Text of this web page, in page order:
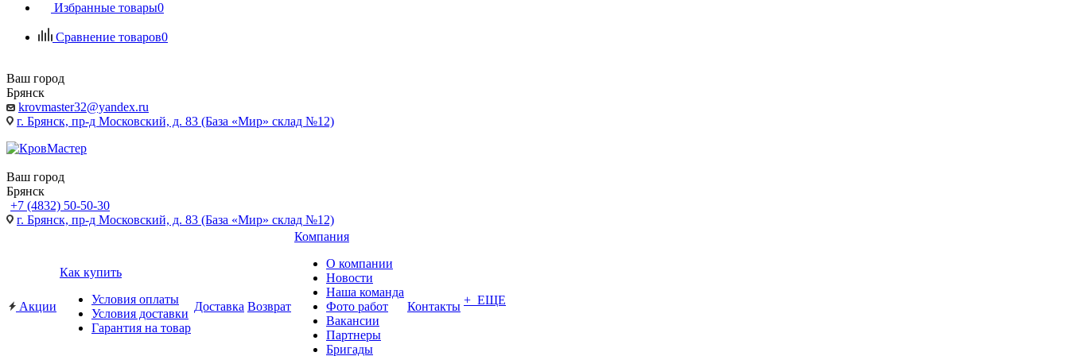
Избранные товары0
Сравнение товаров0
Ваш город
Брянск
krovmaster32@yandex.ru
г. Брянск, пр-д Московский, д. 83 (База «Мир» склад №12)
Ваш город
Брянск
+7 (4832) 50-50-30
г. Брянск, пр-д Московский, д. 83 (База «Мир» склад №12)
Акции
Как купить
Условия оплаты
Условия доставки
Гарантия на товар
Доставка Возврат
Компания
О компании
Новости
Наша команда
Фото работ
Вакансии
Партнеры
Бригады
Контакты + ЕЩЕ